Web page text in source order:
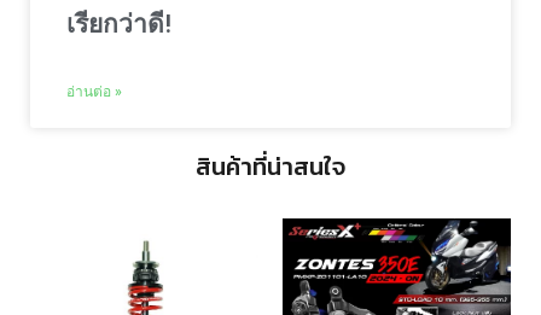
เรียกว่าดี!
อ่านต่อ »
สินค้าที่น่าสนใจ